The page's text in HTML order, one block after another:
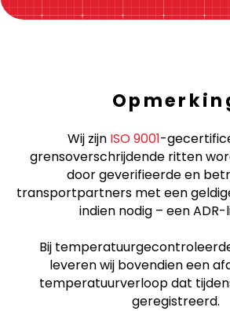
Wij zijn ISO 9001-
grensoverschrijdende ritten
door geverifieerde en
transportpartners met een
indien nodig – een
Bij
leveren wij bovendien een
temperatuurverloop dat
geregistreerd.